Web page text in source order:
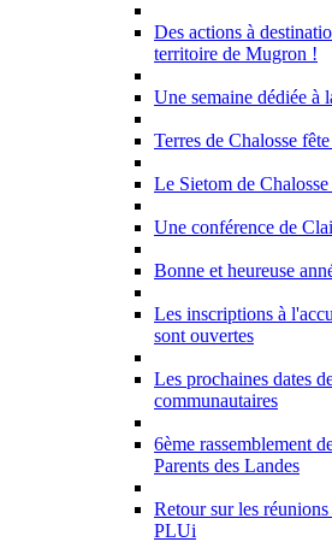
Des actions à
territoire de Mugron !
Une semaine dédiée à
Terres de Chalosse
Le Sietom de
Une conférence de
Bonne et heureuse
Les inscriptions à
sont ouvertes
Les prochaines dates
communautaires
6ème rassemblement
Parents des Landes
Retour sur les
PLUi